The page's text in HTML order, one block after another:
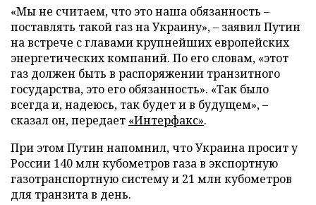
«Мы не считаем, что это наша обязанность –
поставлять такой газ на Украину», – заявил Путин
на встрече с главами крупнейших европейских
энергетических компаний. По его словам, «этот
газ должен быть в распоряжении транзитного
государства, это его обязанность». «Так было
всегда и, надеюсь, так будет и в будущем», –
сказал он, передает «Интерфакс».
При этом Путин напомнил, что Украина просит у
России 140 млн кубометров газа в экспортную
газотранспортную систему и 21 млн кубометров
для транзита в день.